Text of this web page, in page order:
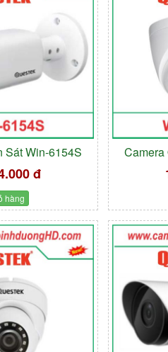
Sát Win-6154S
đ
hàng
Camera